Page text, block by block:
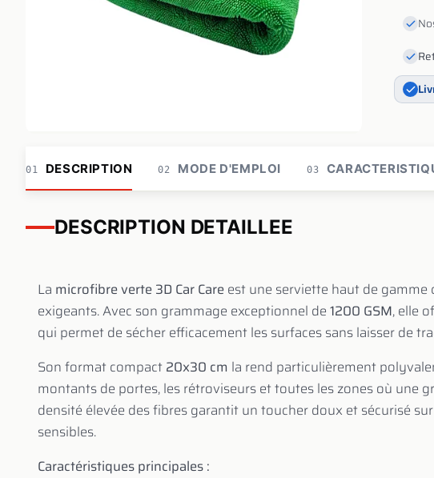
01 DESCRIPTION 02 MODE D'EMPLOI 03
DESCRIPTION DETAILLEE
La microfibre verte 3D Car Careest une serviette haut de
exigeants. Avec son grammage exceptionnel de1200 GSM, elle
qui permet de sécher efficacement les surfaces sans laisser de
Son format compact 20x30 cm la rend particulièrement
montants de portes, les rétroviseurs et toutes les zones où une
densité élevée des fibres garantit un toucher doux et sécurisé
sensibles.
Caractéristiques principales :